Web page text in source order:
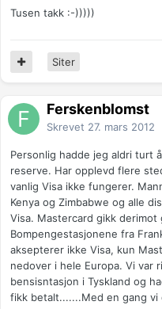
Tusen takk :-)))))
Siter
Ferskenblomst
Skrevet 27. mars 2012
Personlig hadde jeg aldri turt
reserve. Har opplevd flere
vanlig Visa ikke fungerer.
Kenya og Zimbabwe og alle
Visa. Mastercard gikk derimot
Bompengestasjonene fra
aksepterer ikke Visa, kun
nedover i hele Europa. Vi var
bensisntasjon i Tyskland og
fikk betalt.......Med en gang